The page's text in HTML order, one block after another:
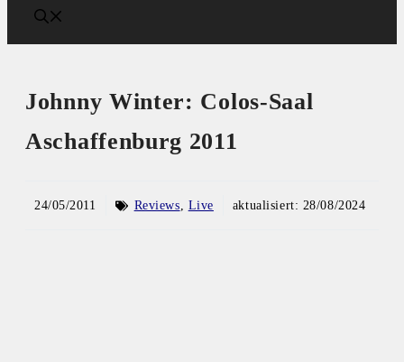
Johnny Winter: Colos-Saal
Aschaffenburg 2011
24/05/2011 Reviews, Live aktualisiert: 28/08/2024